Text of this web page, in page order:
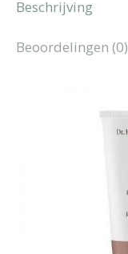
Beschrijving
Beoordelingen (0)